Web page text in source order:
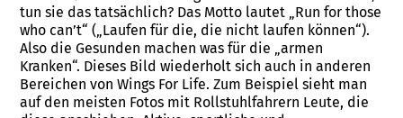
tun sie das tatsächlich? Das Motto lautet „Run for those
who can’t“ („Laufen für die, die nicht laufen können“).
Also die Gesunden machen was für die „armen
Kranken“. Dieses Bild wiederholt sich auch in anderen
Bereichen von Wings For Life. Zum Beispiel sieht man
auf den meisten Fotos mit Rollstuhlfahrern Leute, die